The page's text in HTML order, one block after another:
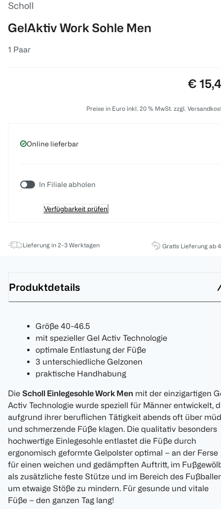
Scholl
GelAktiv Work Sohle Men
1 Paar
Preis:
€
Preise in Euro inkl. 20 % MwSt. zzgl.
Online lieferbar
In Filiale abholen
Verfügbarkeit prüfen
Lieferung in 2-3 Werktagen Gratis Lieferung ab
Produktdetails
Größe 40-46.5
mit spezieller Gel Activ Technologie
optimale Entlastung der Füße
3 unterschiedliche Gelzonen
praktische Handhabung
Die Scholl Einlegesohle Work Men mit der einzigartigen
Activ Technologie wurde speziell für Männer entwickelt,
aufgrund ihrer beruflichen Tätigkeit abends oft über
und schmerzende Füße klagen. Die qualitativ besonders
hochwertige Einlegesohle entlastet die Füße durch
ergonomisch geformte Gelpolster optimal – an der Ferse
für einen weichen und gedämpften Auftritt, im
als zusätzliche feste Stütze und im Bereich des
um etwaige Stöße zu mindern. Für gesunde und vitale
Füße – den ganzen Tag lang!